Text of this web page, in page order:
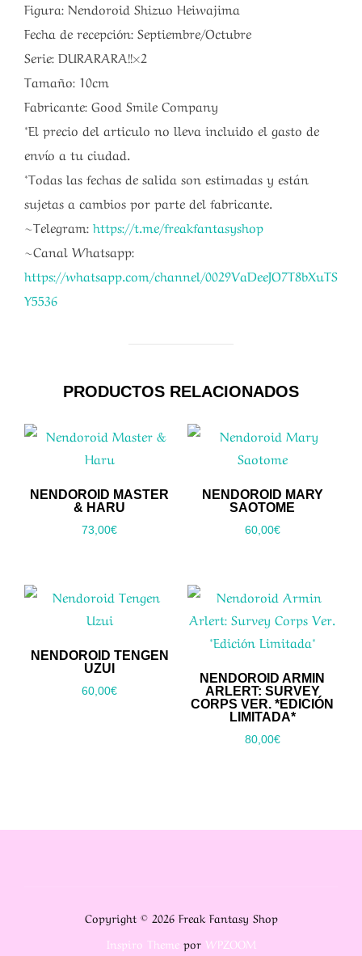
Figura: Nendoroid Shizuo Heiwajima
Fecha de recepción: Septiembre/Octubre
Serie: DURARARA!!×2
Tamaño: 10cm
Fabricante: Good Smile Company
*El precio del articulo no lleva incluido el gasto de
envío a tu ciudad.
*Todas las fechas de salida son estimadas y están
sujetas a cambios por parte del fabricante.
~Telegram: https://t.me/freakfantasyshop
~Canal Whatsapp:
https://whatsapp.com/channel/0029VaDeeJO7T8bXuTS
Y5536
PRODUCTOS RELACIONADOS
NENDOROID MASTER
& HARU
73,00€
NENDOROID MARY
SAOTOME
60,00€
NENDOROID TENGEN
UZUI
60,00€
NENDOROID ARMIN
ARLERT: SURVEY
CORPS VER. *EDICIÓN
LIMITADA*
80,00€
Copyright © 2026 Freak Fantasy Shop
Inspiro Themepor WPZOOM